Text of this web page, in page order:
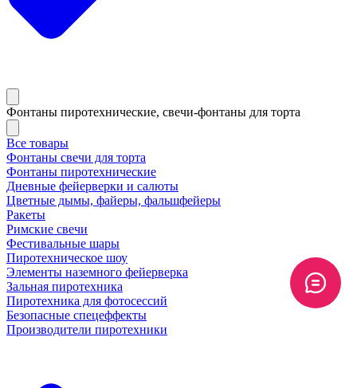
Фонтаны пиротехнические, свечи-фонтаны для торта
Все товары
Фонтаны свечи для торта
Фонтаны пиротехнические
Дневные фейерверки и салюты
Цветные дымы, файеры, фальшфейеры
Ракеты
Римские свечи
Фестивальные шары
Пиротехническое шоу
Элементы наземного фейерверка
Зальная пиротехника
Пиротехника для фотосессий
Безопасные спецеффекты
Производители пиротехники